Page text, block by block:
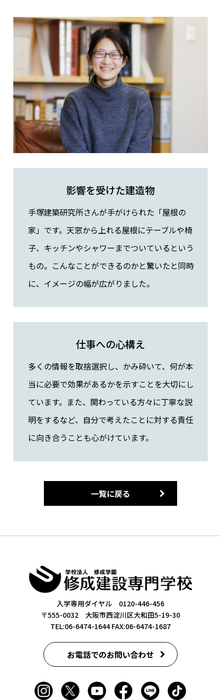
影響を受けた建造物
手塚建築研究所さんが手がけられた「屋根の
家」です。天窓から上れる屋根にテーブルや椅
子、キッチンやシャワーまでついているという
もの。こんなことができるのかと驚いたと同時
に、イメージの幅が広がりました。
仕事への心構え
多くの情報を取捨選択し、かみ砕いて、何が本
当に必要で効果があるかを示すことを大切にし
ています。また、関わっている方々に丁寧な説
明をするなど、自分で考えたことに対する責任
に向き合うことも心がけています。
一覧に戻る
入学専用ダイヤル 0120-446-456
〒555-0032 大阪市西淀川区大和田5-19-30
TEL:06-6474-1644FAX:06-6474-1687
お電話でのお問い合わせ